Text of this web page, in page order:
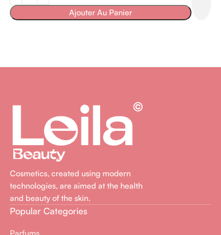
Ajouter Au Panier
Cosmetics, created using modern
technologies, are aimed at the health
and beauty of the skin.
Popular Categories
Parfums